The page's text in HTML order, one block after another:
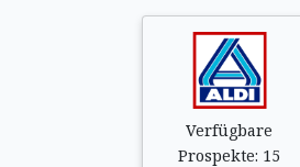
Verfügbare
Prospekte: 15